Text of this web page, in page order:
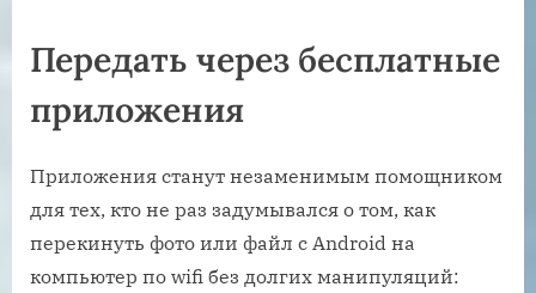
Передать через бесплатные
приложения
Приложения станут незаменимым помощником
для тех, кто не раз задумывался о том, как
перекинуть фото или файл с Android на
компьютер по wifi без долгих манипуляций: